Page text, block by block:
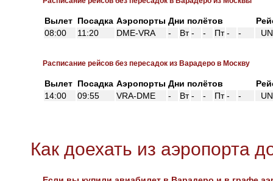
Вылет Посадка Аэропорты Дни полётов
08:00
11:20 DME-VRA - Вт - - Пт - -
Расписание рейсов без пересадок из Варадеро в Москву
Вылет Посадка Аэропорты Дни полётов
14:00
09:55 VRA-DME - Вт - - Пт - -
Как доехать из аэропорта